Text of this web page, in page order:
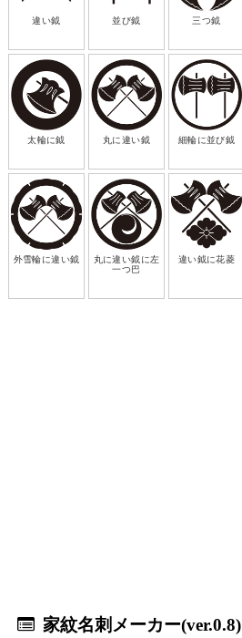
違い鉞 並び鉞 三つ鉞
太輪に鉞 丸に違い鉞 細輪に並び鉞
外雪輪に違い鉞
丸に違い鉞に左
一つ巴
違い鉞に花菱
家紋名刺メーカー(ver.0.8)